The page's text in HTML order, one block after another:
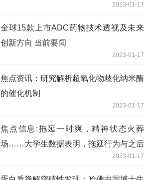
实现对受体激活的精细调控|天天资讯
2023-01-17
全球15款上市ADC药物技术透视及未来
创新方向 当前要闻
2023-01-17
焦点资讯：研究解析超氧化物歧化纳米酶
的催化机制
2023-01-17
焦点信息:拖延一时爽，精神状态火葬
场……大学生数据表明，拖延行为与之后
9个月抑郁、焦虑、致残性疼痛等不良健
康结果有关
2023-01-17